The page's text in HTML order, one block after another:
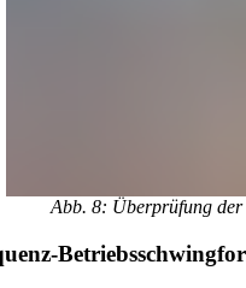
Abb. 8: Überprüfung der